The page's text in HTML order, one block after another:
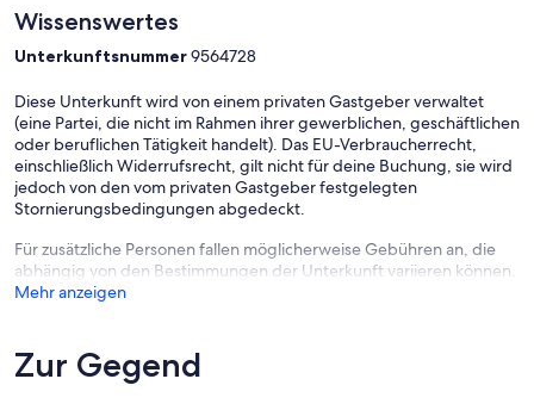
Wissenswertes
Unterkunftsnummer9564728
Diese Unterkunft wird von einem privaten Gastgeber verwaltet
(eine Partei, die nicht im Rahmen ihrer gewerblichen, geschäftlichen
oder beruflichen Tätigkeit handelt). Das EU-Verbraucherrecht,
einschließlich Widerrufsrecht, gilt nicht für deine Buchung, sie wird
jedoch von den vom privaten Gastgeber festgelegten
Stornierungsbedingungen abgedeckt.
Für zusätzliche Personen fallen möglicherweise Gebühren an, die
abhängig von den Bestimmungen der Unterkunft variieren können.
Mehr anzeigen
Zur Gegend